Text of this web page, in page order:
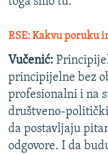
RSE: Kakvu poruku
Vučenić:
principijelne bez
profesionalni i na
društveno-
da postavljaju
odgovore. I da